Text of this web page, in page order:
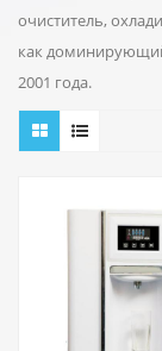
очиститель,
как
2001 года.